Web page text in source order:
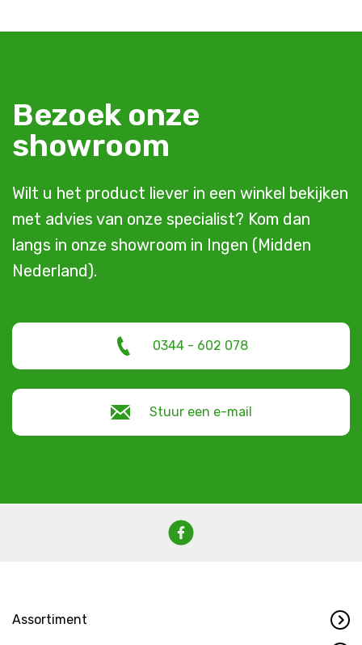
Bezoek onze
showroom
Wilt u het product liever in een winkel bekijken
met advies van onze specialist? Kom dan
langs in onze showroom in Ingen (Midden
Nederland).
0344 - 602 078
Stuur een e-mail
Assortiment